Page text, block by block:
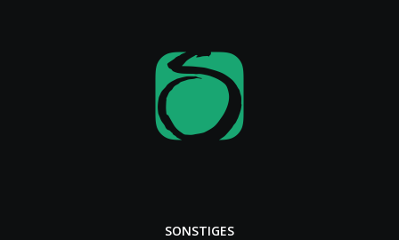
SONSTIGES